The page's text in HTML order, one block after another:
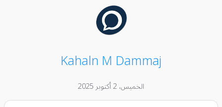
Kahaln M Dammaj
الخميس، 2 أكتوبر 2025